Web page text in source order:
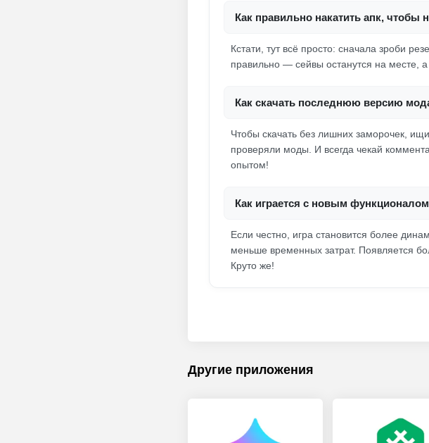
Как правильно накатить апк, чтобы
Кстати, тут всё просто: сначала зроби
правильно — сейвы останутся на месте,
Как скачать последнюю версию
Чтобы скачать без лишних заморочек,
проверяли моды. И всегда чекай
опытом!
Как играется с новым
Если честно, игра становится более
меньше временных затрат. Появляется
Круто же!
Другие приложения